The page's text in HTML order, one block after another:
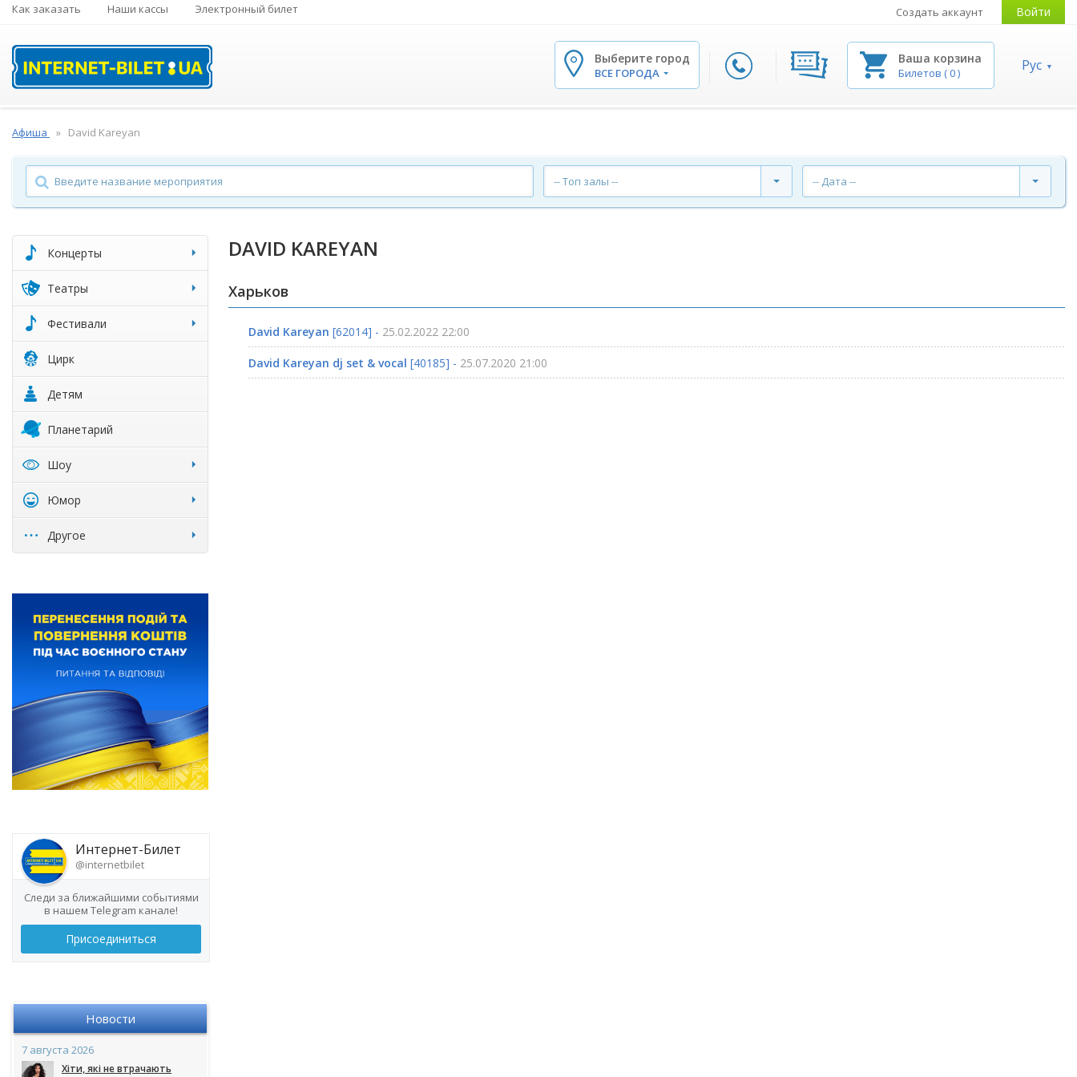
Как заказать Наши кассы Электронный билет Создать аккаунт Войти
Выберите город
ВСЕ ГОРОДА
Ваша корзина
Билетов (0) Рус
Афиша David Kareyan
-- Топ залы -- -- Дата --
Концерты
Театры
Фестивали
Цирк
Детям
Планетарий
Шоу
Юмор
Другое
Интернет-Билет
@internetbilet
Следи за ближайшими событиями
в нашем Telegram канале!
Присоединиться
Новости
7 августа 2026
Хіти, які не втрачають
DAVID KAREYAN
Харьков
David Kareyan [62014] - 25.02.2022 22:00
David Kareyan dj set & vocal [40185] - 25.07.2020 21:00